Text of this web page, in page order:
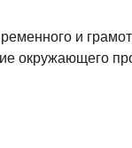
и
окружающего